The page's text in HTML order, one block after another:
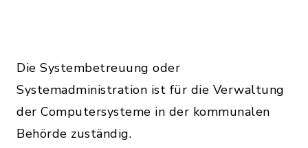
Die Systembetreuung oder
Systemadministration ist für die Verwaltung
der Computersysteme in der kommunalen
Behörde zuständig.